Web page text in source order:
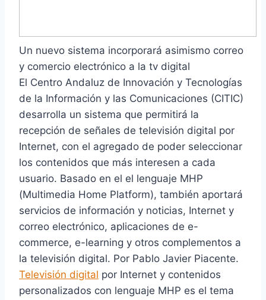
Un nuevo sistema incorporará asimismo correo
y comercio electrónico a la tv digital
El Centro Andaluz de Innovación y Tecnologías
de la Información y las Comunicaciones (CITIC)
desarrolla un sistema que permitirá la
recepción de señales de televisión digital por
Internet, con el agregado de poder seleccionar
los contenidos que más interesen a cada
usuario. Basado en el el lenguaje MHP
(Multimedia Home Platform), también aportará
servicios de información y noticias, Internet y
correo electrónico, aplicaciones de e-
commerce, e-learning y otros complementos a
la televisión digital. Por Pablo Javier Piacente.
Televisión digital por Internet y contenidos
personalizados con lenguaje MHP es el tema